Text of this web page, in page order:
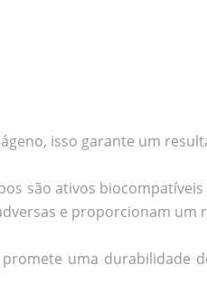
isso garante um
são ativos
e proporcionam
uma durabilidade